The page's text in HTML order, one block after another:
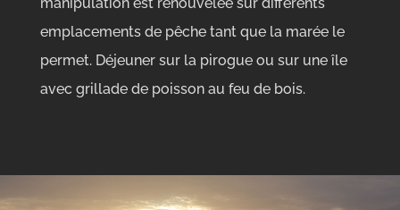
emplacements de pêche tant que la marée le
permet. Déjeuner sur la pirogue ou sur une île
avec grillade de poisson au feu de bois.